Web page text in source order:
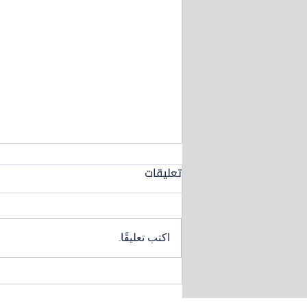
مؤسسة نما تدعم الجهود
تعليقات
اكتب تعليقًا...